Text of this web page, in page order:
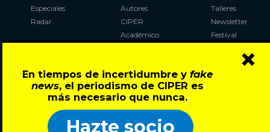
En tiempos de incertidumbre y fake
news, el periodismo de CIPER es
más necesario que nunca.
Hazte socio
×
Especiales
Radar
Autores
CIPER
Académico
Al Plebiscito
con CIPER
Talleres
Newsletter
Festival